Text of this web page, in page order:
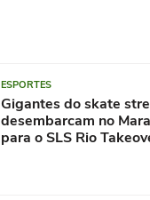
ESPORTES
Gigantes do skate
desembarcam no
para o SLS Rio